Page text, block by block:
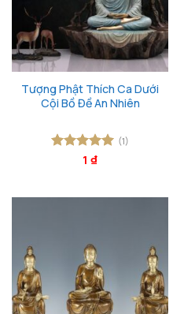
Tượng Phật Thích Ca Dưới
Cội Bồ Đề An Nhiên
Được xếp
(1)
1 ₫